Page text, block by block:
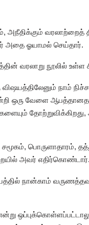
வரலாற்றைத்
அதை ஓயாமல் செய்தார்.
வரலாறு நூலில்
நாம்
ஒரு வேளை
தோற்றுவிக்கிறது,
சமூகம்,
அவர் எதிர்கொண்டார்.
நான்காம்